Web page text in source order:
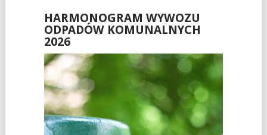
HARMONOGRAM WYWOZU
ODPADÓW KOMUNALNYCH
2026